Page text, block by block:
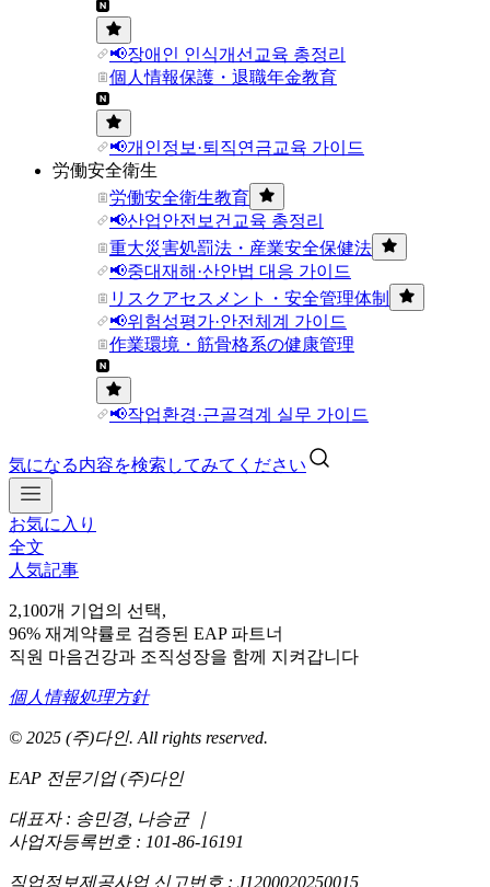
📢장애인 인식개선교육 총정리
個人情報保護・退職年金教育
📢개인정보·퇴직연금교육 가이드
労働安全衛生
労働安全衛生教育
📢산업안전보건교육 총정리
重大災害処罰法・産業安全保健法
📢중대재해·산안법 대응 가이드
リスクアセスメント・安全管理体制
📢위험성평가·안전체계 가이드
作業環境・筋骨格系の健康管理
📢작업환경·근골격계 실무 가이드
気になる内容を検索してみてください
お気に入り
全文
人気記事
2,100개 기업의 선택,
96% 재계약률로 검증된 EAP 파트너
직원 마음건강과 조직성장을 함께 지켜갑니다
個人情報処理方針
© 2025 (주)다인. All rights reserved.
EAP 전문기업 (주)다인
대표자 : 송민경, 나승균 ｜
사업자등록번호 : 101-86-16191
직업정보제공사업 신고번호 : J1200020250015